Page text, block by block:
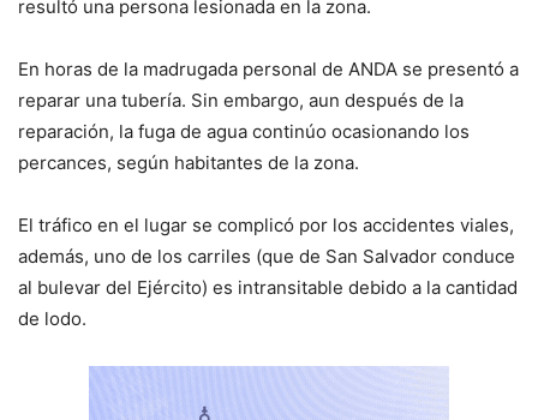
resultó una persona lesionada en la zona.
En horas de la madrugada personal de ANDA se presentó a
reparar una tubería. Sin embargo, aun después de la
reparación, la fuga de agua continúo ocasionando los
percances, según habitantes de la zona.
El tráfico en el lugar se complicó por los accidentes viales,
además, uno de los carriles (que de San Salvador conduce
al bulevar del Ejército) es intransitable debido a la cantidad
de lodo.